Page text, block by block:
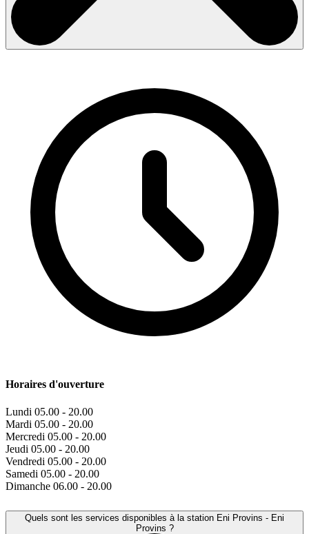
Horaires d'ouverture
Lundi 05.00 - 20.00
Mardi 05.00 - 20.00
Mercredi 05.00 - 20.00
Jeudi 05.00 - 20.00
Vendredi 05.00 - 20.00
Samedi 05.00 - 20.00
Dimanche 06.00 - 20.00
Quels sont les services disponibles à la station Eni Provins - Eni
Provins ?